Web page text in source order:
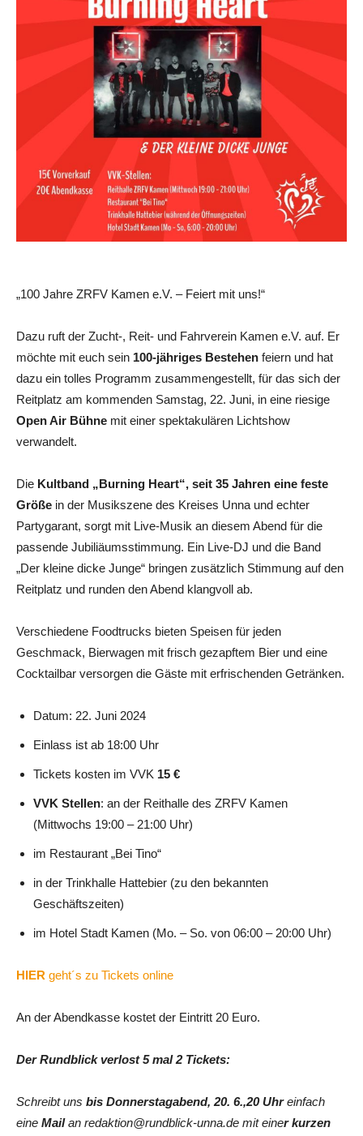
„100 Jahre ZRFV Kamen e.V. – Feiert mit uns!“
Dazu ruft der Zucht-, Reit- und Fahrverein Kamen e.V. auf. Er
möchte mit euch sein 100-jähriges Bestehen feiern und hat
dazu ein tolles Programm zusammengestellt, für das sich der
Reitplatz am kommenden Samstag, 22. Juni, in eine riesige
Open Air Bühne mit einer spektakulären Lichtshow
verwandelt.
Die Kultband „Burning Heart“, seit 35 Jahren eine feste
Größe in der Musikszene des Kreises Unna und echter
Partygarant, sorgt mit Live-Musik an diesem Abend für die
passende Jubiliäumsstimmung. Ein Live-DJ und die Band
„Der kleine dicke Junge“ bringen zusätzlich Stimmung auf den
Reitplatz und runden den Abend klangvoll ab.
Verschiedene Foodtrucks bieten Speisen für jeden
Geschmack, Bierwagen mit frisch gezapftem Bier und eine
Cocktailbar versorgen die Gäste mit erfrischenden Getränken.
Datum: 22. Juni 2024
Einlass ist ab 18:00 Uhr
Tickets kosten im VVK 15 €
VVK Stellen: an der Reithalle des ZRFV Kamen
(Mittwochs 19:00 – 21:00 Uhr)
im Restaurant „Bei Tino“
in der Trinkhalle Hattebier (zu den bekannten
Geschäftszeiten)
im Hotel Stadt Kamen (Mo. – So. von 06:00 – 20:00 Uhr)
HIER geht´s zu Tickets online
An der Abendkasse kostet der Eintritt 20 Euro.
Der Rundblick verlost 5 mal 2 Tickets:
Schreibt uns bis Donnerstagabend, 20. 6.,20 Uhreinfach
eine Mailan redaktion@rundblick-unna.de mit einer kurzen